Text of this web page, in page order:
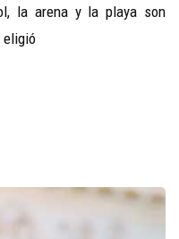
la arena y la playa son
eligió